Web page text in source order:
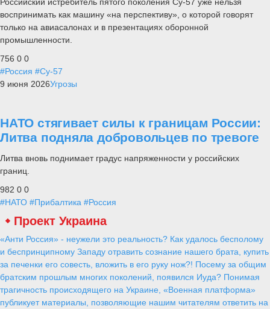
воспринимать как машину «на перспективу», о которой говорят
только на авиасалонах и в презентациях оборонной
промышленности.
756 0 0
#Россия #Су-57
9 июня 2026Угрозы
НАТО стягивает силы к границам России:
Литва подняла добровольцев по тревоге
Литва вновь поднимает градус напряженности у российских
границ.
982 0 0
#НАТО #Прибалтика #Россия
Проект Украина
«Анти Россия» - неужели это реальность? Как удалось бесполому
и беспринципному Западу отравить сознание нашего брата, купить
за печенки его совесть, вложить в его руку нож?! Посему за общим
братским прошлым многих поколений, появился Иуда? Понимая
трагичность происходящего на Украине, «Военная платформа»
публикует материалы, позволяющие нашим читателям ответить на